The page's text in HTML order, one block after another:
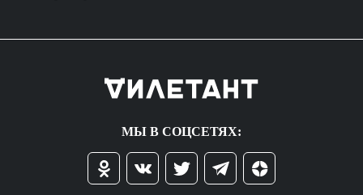
МЫ В СОЦСЕТЯХ: